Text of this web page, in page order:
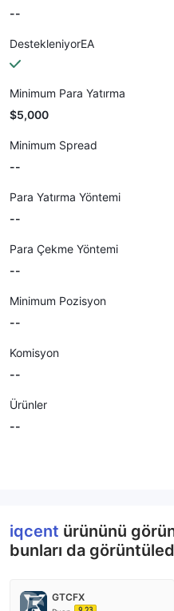
--
DestekleniyorEA
Minimum Para Yatırma
$5,000
Minimum Spread
--
Para Yatırma Yöntemi
--
Para Çekme Yöntemi
--
Minimum Pozisyon
--
Komisyon
--
Ürünler
--
iqcent ürününü
bunları da
GTCFX